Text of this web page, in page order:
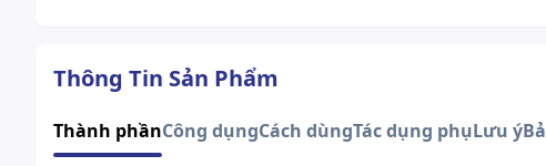
Thông Tin Sản Phẩm
Thành phầnCông dụngCách dùngTác dụng phụLưu ý